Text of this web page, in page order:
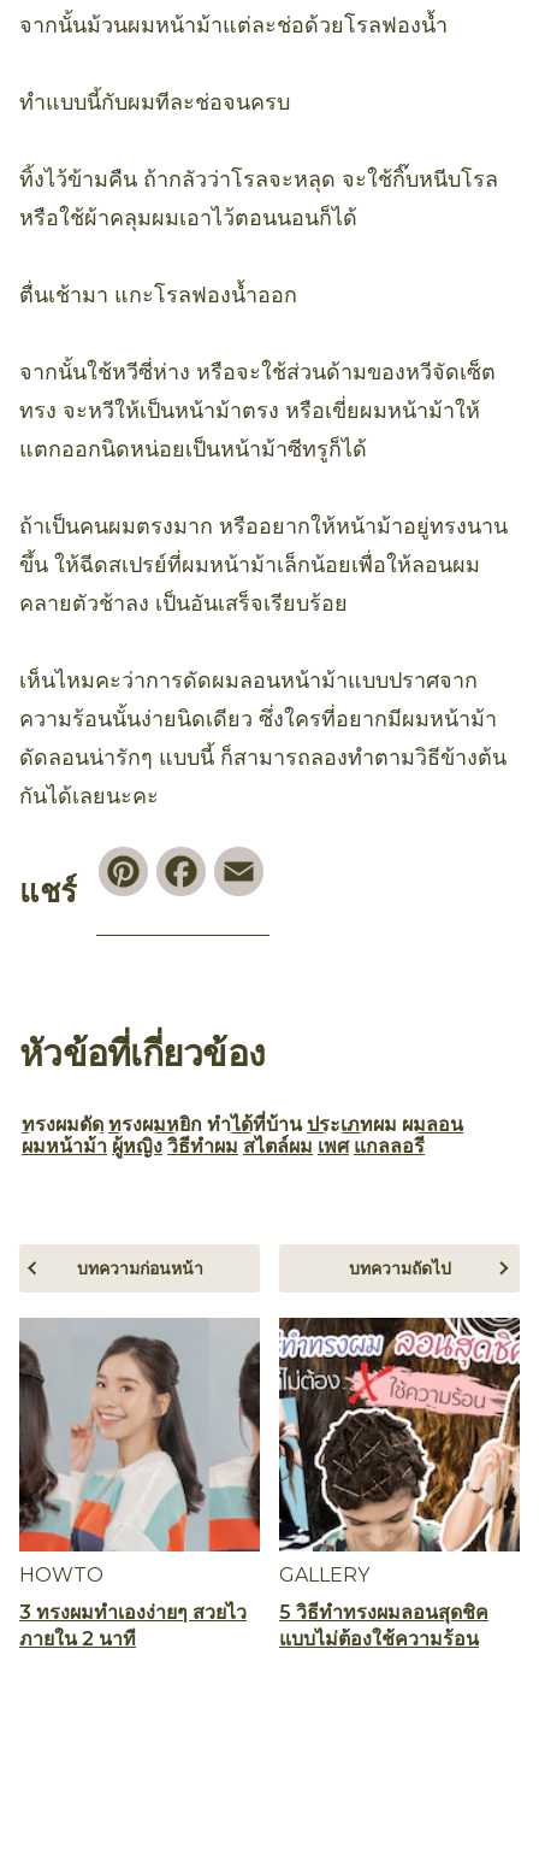
จากนั้นม้วนผมหน้าม้าแต่ละช่อด้วยโรลฟองน้ำ
ทำแบบนี้กับผมทีละช่อจนครบ
ทิ้งไว้ข้ามคืน ถ้ากลัวว่าโรลจะหลุด จะใช้กิ๊บหนีบโรล
หรือใช้ผ้าคลุมผมเอาไว้ตอนนอนก็ได้
ตื่นเช้ามา แกะโรลฟองน้ำออก
จากนั้นใช้หวีซี่ห่าง หรือจะใช้ส่วนด้ามของหวีจัดเซ็ต
ทรง จะหวีให้เป็นหน้าม้าตรง หรือเขี่ยผมหน้าม้าให้
แตกออกนิดหน่อยเป็นหน้าม้าซีทรูก็ได้
ถ้าเป็นคนผมตรงมาก หรืออยากให้หน้าม้าอยู่ทรงนาน
ขึ้น ให้ฉีดสเปรย์ที่ผมหน้าม้าเล็กน้อยเพื่อให้ลอนผม
คลายตัวช้าลง เป็นอันเสร็จเรียบร้อย
เห็นไหมคะว่าการดัดผมลอนหน้าม้าแบบปราศจาก
ความร้อนนั้นง่ายนิดเดียว ซึ่งใครที่อยากมีผมหน้าม้า
ดัดลอนน่ารักๆ แบบนี้ ก็สามารถลองทำตามวิธีข้างต้น
กันได้เลยนะคะ
แชร์
PinterestFacebook
หัวข้อที่เกี่ยวข้อง
ทรงผมดัด ทรงผมหยิก ทำได้ที่บ้าน ประเภทผม ผมลอน
ผมหน้าม้า ผู้หญิง วิธีทำผม สไตล์ผม เพศ แกลลอรี
HOWTO
3 ทรงผมทำเองง่ายๆ สวยไว
ภายใน 2 นาที
บทความก่อนหน้า
GALLERY
5 วิธีทำทรงผมลอนสุดชิค
แบบไม่ต้องใช้ความร้อน
บทความถัดไป